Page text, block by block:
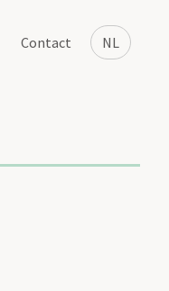
NL
Contact